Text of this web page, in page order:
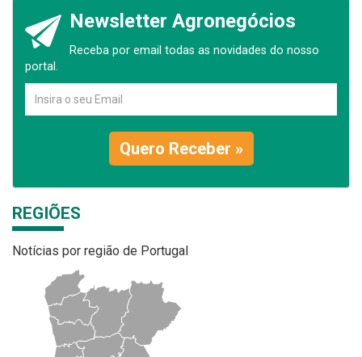
Newsletter Agronegócios
Receba por email todas as novidades do nosso
portal.
Quero Receber »
REGIÕES
Notícias por região de Portugal